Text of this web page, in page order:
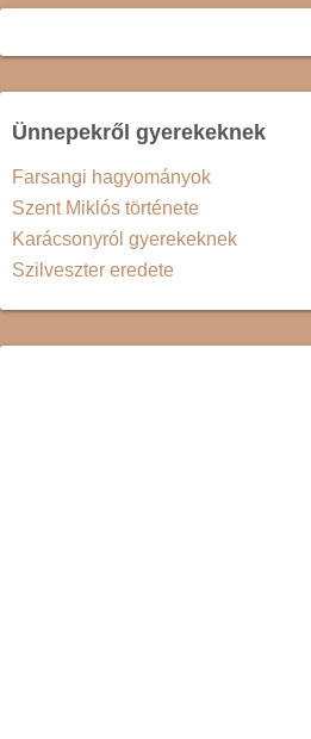
Ünnepekről gyerekeknek
Farsangi hagyományok
Szent Miklós története
Karácsonyról gyerekeknek
Szilveszter eredete